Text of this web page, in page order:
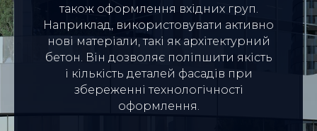
також оформлення вхідних груп.
Наприклад, використовувати активно
нові матеріали, такі як архітектурний
бетон. Він дозволяє поліпшити якість
і кількість деталей фасадів при
збереженні технологічності
оформлення.